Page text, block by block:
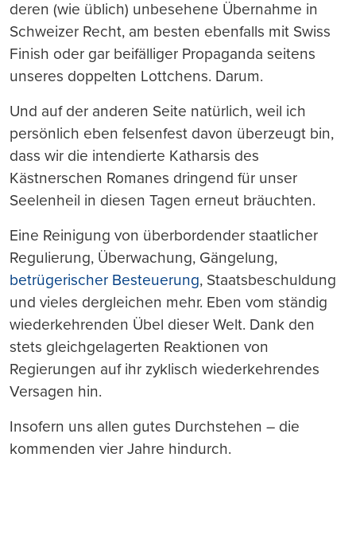
deren (wie üblich) unbesehene Übernahme in
Schweizer Recht, am besten ebenfalls mit Swiss
Finish oder gar beifälliger Propaganda seitens
unseres doppelten Lottchens. Darum.
Und auf der anderen Seite natürlich, weil ich
persönlich eben felsenfest davon überzeugt bin,
dass wir die intendierte Katharsis des
Kästnerschen Romanes dringend für unser
Seelenheil in diesen Tagen erneut bräuchten.
Eine Reinigung von überbordender staatlicher
Regulierung, Überwachung, Gängelung,
betrügerischer Besteuerung, Staatsbeschuldung
und vieles dergleichen mehr. Eben vom ständig
wiederkehrenden Übel dieser Welt. Dank den
stets gleichgelagerten Reaktionen von
Regierungen auf ihr zyklisch wiederkehrendes
Versagen hin.
Insofern uns allen gutes Durchstehen – die
kommenden vier Jahre hindurch.